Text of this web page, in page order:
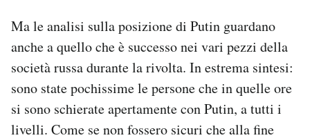
Ma le analisi sulla posizione di Putin guardano
anche a quello che è successo nei vari pezzi della
società russa durante la rivolta. In estrema sintesi:
sono state pochissime le persone che in quelle ore
si sono schierate apertamente con Putin, a tutti i
livelli. Come se non fossero sicuri che alla fine